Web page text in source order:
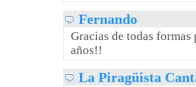
Fernando
Gracias de todas
años!!
La Piragüista